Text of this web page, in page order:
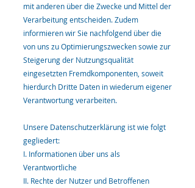
mit anderen über die Zwecke und Mittel der
Verarbeitung entscheiden. Zudem
informieren wir Sie nachfolgend über die
von uns zu Optimierungszwecken sowie zur
Steigerung der Nutzungsqualität
eingesetzten Fremdkomponenten, soweit
hierdurch Dritte Daten in wiederum eigener
Verantwortung verarbeiten.
Unsere Datenschutzerklärung ist wie folgt
gegliedert:
I. Informationen über uns als
Verantwortliche
II. Rechte der Nutzer und Betroffenen